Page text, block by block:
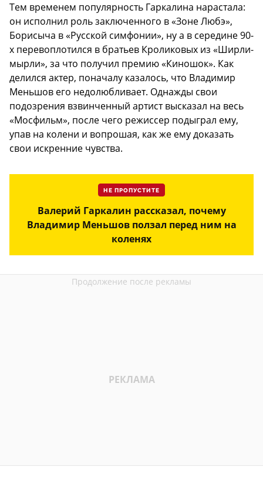
Тем временем популярность Гаркалина нарастала:
он исполнил роль заключенного в «Зоне Любэ»,
Борисыча в «Русской симфонии», ну а в середине 90-
х перевоплотился в братьев Кроликовых из «Ширли-
мырли», за что получил премию «Киношок». Как
делился актер, поначалу казалось, что Владимир
Меньшов его недолюбливает. Однажды свои
подозрения взвинченный артист высказал на весь
«Мосфильм», после чего режиссер подыграл ему,
упав на колени и вопрошая, как же ему доказать
свои искренние чувства.
НЕ ПРОПУСТИТЕ
Валерий Гаркалин рассказал, почему
Владимир Меньшов ползал перед ним на
коленях